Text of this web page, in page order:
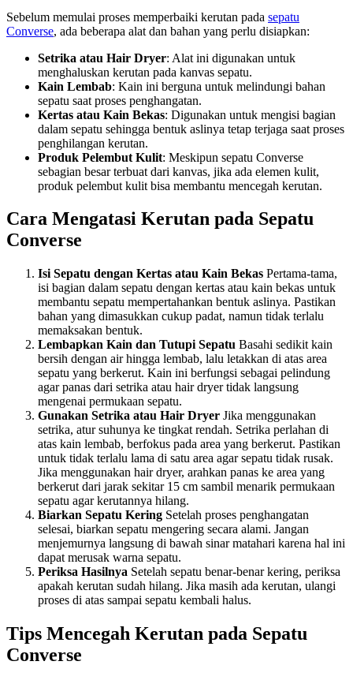
Sebelum memulai proses memperbaiki kerutan pada sepatu
Converse, ada beberapa alat dan bahan yang perlu disiapkan:
Setrika atau Hair Dryer: Alat ini digunakan untuk
menghaluskan kerutan pada kanvas sepatu.
Kain Lembab: Kain ini berguna untuk melindungi bahan
sepatu saat proses penghangatan.
Kertas atau Kain Bekas: Digunakan untuk mengisi bagian
dalam sepatu sehingga bentuk aslinya tetap terjaga saat proses
penghilangan kerutan.
Produk Pelembut Kulit: Meskipun sepatu Converse
sebagian besar terbuat dari kanvas, jika ada elemen kulit,
produk pelembut kulit bisa membantu mencegah kerutan.
Cara Mengatasi Kerutan pada Sepatu
Converse
Isi Sepatu dengan Kertas atau Kain Bekas Pertama-tama,
isi bagian dalam sepatu dengan kertas atau kain bekas untuk
membantu sepatu mempertahankan bentuk aslinya. Pastikan
bahan yang dimasukkan cukup padat, namun tidak terlalu
memaksakan bentuk.
Lembapkan Kain dan Tutupi Sepatu Basahi sedikit kain
bersih dengan air hingga lembab, lalu letakkan di atas area
sepatu yang berkerut. Kain ini berfungsi sebagai pelindung
agar panas dari setrika atau hair dryer tidak langsung
mengenai permukaan sepatu.
Gunakan Setrika atau Hair Dryer Jika menggunakan
setrika, atur suhunya ke tingkat rendah. Setrika perlahan di
atas kain lembab, berfokus pada area yang berkerut. Pastikan
untuk tidak terlalu lama di satu area agar sepatu tidak rusak.
Jika menggunakan hair dryer, arahkan panas ke area yang
berkerut dari jarak sekitar 15 cm sambil menarik permukaan
sepatu agar kerutannya hilang.
Biarkan Sepatu Kering Setelah proses penghangatan
selesai, biarkan sepatu mengering secara alami. Jangan
menjemurnya langsung di bawah sinar matahari karena hal ini
dapat merusak warna sepatu.
Periksa Hasilnya Setelah sepatu benar-benar kering, periksa
apakah kerutan sudah hilang. Jika masih ada kerutan, ulangi
proses di atas sampai sepatu kembali halus.
Tips Mencegah Kerutan pada Sepatu
Converse